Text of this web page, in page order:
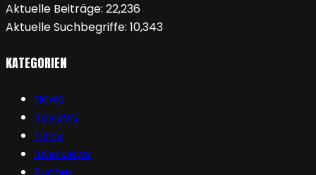
Aktuelle Beiträge: 22,236
Aktuelle Suchbegriffe: 10,343
KATEGORIEN
News
Reviews
Filme
Interviews